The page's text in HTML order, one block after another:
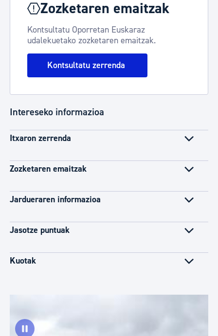
Zozketaren emaitzak
Kontsultatu Oporretan Euskaraz
udalekuetako zozketaren emaitzak.
Kontsultatu zerrenda
Intereseko informazioa
Itxaron zerrenda
Zozketaren emaitzak
Jardueraren informazioa
Jasotze puntuak
Kuotak